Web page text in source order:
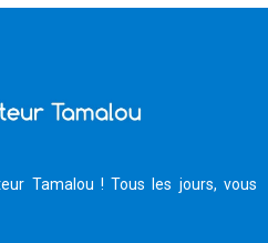
Tamalou ! Tous les jours, vous